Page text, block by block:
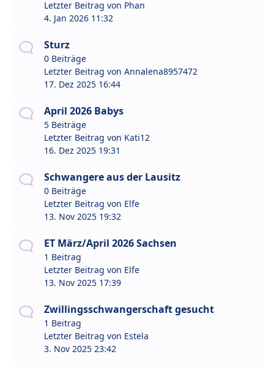
Letzter Beitrag von Phan
4. Jan 2026 11:32
Sturz
0 Beiträge
Letzter Beitrag von Annalena8957472
17. Dez 2025 16:44
April 2026 Babys
5 Beiträge
Letzter Beitrag von Kati12
16. Dez 2025 19:31
Schwangere aus der Lausitz
0 Beiträge
Letzter Beitrag von Elfe
13. Nov 2025 19:32
ET März/April 2026 Sachsen
1 Beitrag
Letzter Beitrag von Elfe
13. Nov 2025 17:39
Zwillingsschwangerschaft gesucht
1 Beitrag
Letzter Beitrag von Estela
3. Nov 2025 23:42